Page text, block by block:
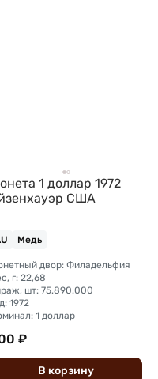
1 доллар 1972
США
Медь
двор: Филадельфия
г: 22,68
шт: 75.890.000
1972
1 доллар
₽
В корзину